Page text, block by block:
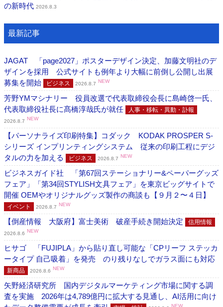
の新時代 2026.8.3
最新記事
JAGAT 「page2027」ポスターデザイン決定、加藤文明社のデ
ザインを採用 公式サイトも例年より大幅に前倒し公開し出展
募集を開始
ビジネス 2026.8.7 NEW
芳野YMマシナリー 役員改選で代表取締役会長に島崎啓一氏、
代表取締役社長に髙橋淳哉氏が就任
人事・移転・異動・訃報
2026.8.7 NEW
【パーソナライズ印刷特集】コダック KODAK PROSPER S-
シリーズ インプリンティングシステム 従来の印刷工程にデジ
タルの力を加える
ビジネス 2026.8.7 NEW
ビジネスガイド社 「第67回ステーショナリー&ペーパーグッズ
フェア」「第34回STYLISH文具フェア」を東京ビッグサイトで
開催 OEMやオリジナルグッズ製作の商談も【９月２〜４日】
イベント 2026.8.7 NEW
【倒産情報 大阪府】富士美術 破産手続き開始決定 信用情報
2026.8.6 NEW
ヒサゴ 「FUJIPLA」から貼り直し可能な「CPリーフ ステッカ
ータイプ 自己吸着」を発売 のり残りなしでガラス面にも対応
新商品 2026.8.6 NEW
矢野経済研究所 国内デジタルマーケティング市場に関する調
査を実施 2026年は4,789億円に拡大する見通し、AI活用に向け
NEW